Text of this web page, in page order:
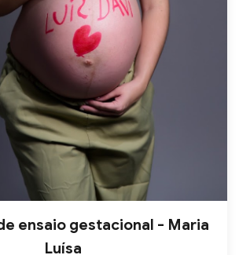
ensaio gestacional - Maria
Luísa